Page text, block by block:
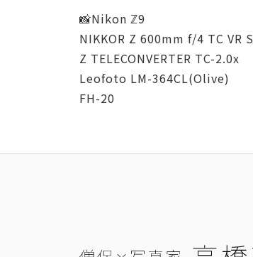
📸Nikon ℤ9
NIKKOR Z 600mm f/4 TC VR S
Z TELECONVERTER TC-2.0x
Leofoto LM-364CL(Olive)
FH-20